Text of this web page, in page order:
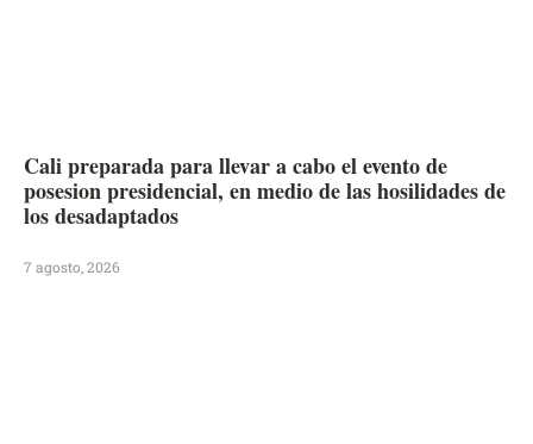
Cali preparada para llevar a cabo el evento de
posesion presidencial, en medio de las hosilidades de
los desadaptados
7 agosto, 2026